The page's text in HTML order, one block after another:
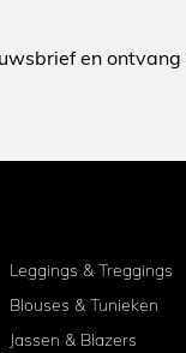
en ontvang
Leggings & Treggings
Blouses & Tunieken
Jassen & Blazers